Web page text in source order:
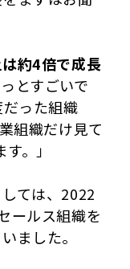
約4倍で成長
とすごいで
った組織
組織だけ見て
。」
ては、2022
ールス組織を
ました。